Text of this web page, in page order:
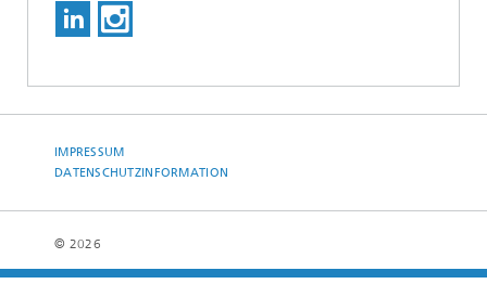
IMPRESSUM
DATENSCHUTZINFORMATION
© 2026